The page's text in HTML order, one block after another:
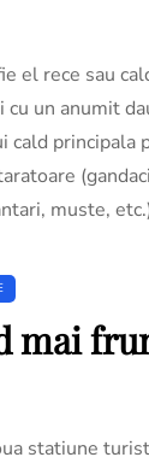
el rece sau
un anumit
cald principala
muste,
mai
statiune